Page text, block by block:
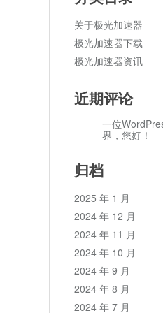
关于极光加速器
极光加速器下载
极光加速器资讯
近期评论
一位
界，您好！
归档
2025 年 1 月
2024 年 12 月
2024 年 11 月
2024 年 10 月
2024 年 9 月
2024 年 8 月
2024 年 7 月